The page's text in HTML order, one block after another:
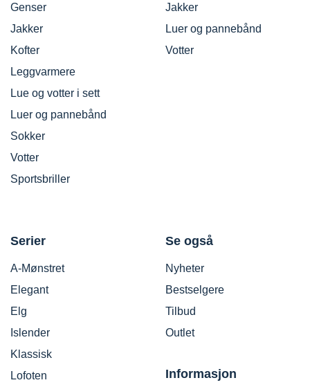
Genser
Jakker
Kofter
Leggvarmere
Lue og votter i sett
Luer og pannebånd
Sokker
Votter
Sportsbriller
Jakker
Luer og pannebånd
Votter
Serier
A-Mønstret
Elegant
Elg
Islender
Klassisk
Lofoten
Se også
Nyheter
Bestselgere
Tilbud
Outlet
Informasjon